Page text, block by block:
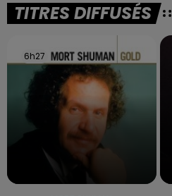
TITRES DIFFUSÉS
6h27
6h27